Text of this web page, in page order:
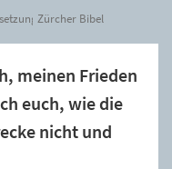
Zürcher Bibel
meinen Frieden
euch, wie die
nicht und